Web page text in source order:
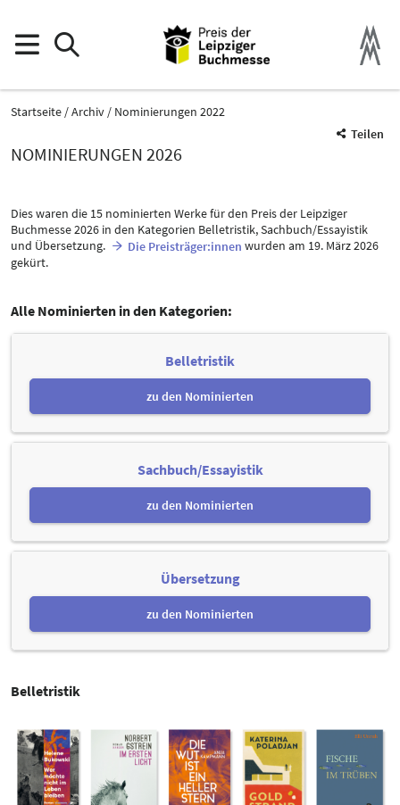
Startseite Archiv
Nominierungen 2022
Teilen
NOMINIERUNGEN 2026
Dies waren die 15 nominierten Werke für den Preis der Leipziger
Buchmesse 2026 in den Kategorien Belletristik, Sachbuch/Essayistik
und Übersetzung.
Die Preisträger:innen wurden am 19. März 2026
gekürt.
Alle Nominierten in den Kategorien:
Belletristik
zu den Nominierten
Sachbuch/Essayistik
zu den Nominierten
Übersetzung
zu den Nominierten
Belletristik